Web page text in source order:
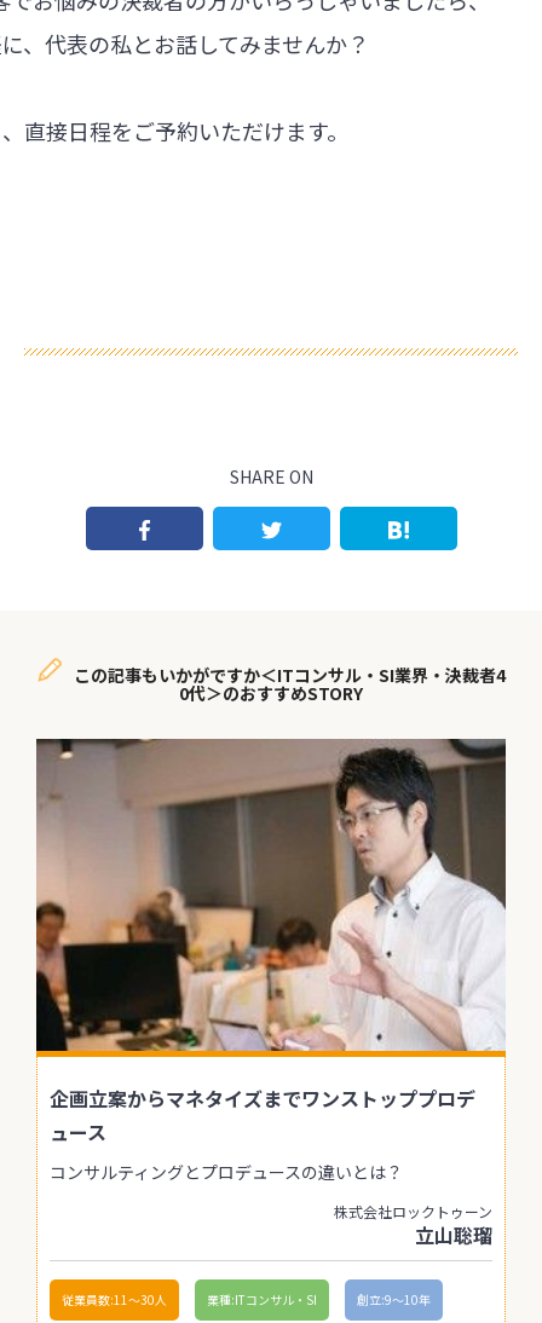
、代表の私とお話してみませんか？
直接日程をご予約いただけます。
SHARE ON
この記事もいかがですか＜ITコンサル・SI業界・決裁者4
0代＞のおすすめSTORY
企画立案からマネタイズまでワンストッププロデ
ュース
コンサルティングとプロデュースの違いとは？
株式会社ロックトゥーン
立山聡瑠
従業員数:11〜30人 業種:ITコンサル・SI 創立:9〜10年